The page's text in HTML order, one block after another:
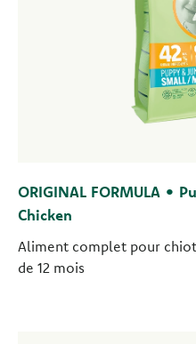
ORIGINAL FORMULA •
Chicken
Aliment complet pour
de 12 mois